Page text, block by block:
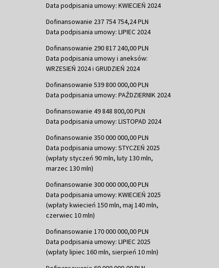
Data podpisania umowy: KWIECIEŃ 2024
Dofinansowanie 237 754 754,24 PLN
Data podpisania umowy: LIPIEC 2024
Dofinansowanie 290 817 240,00 PLN
Data podpisania umowy i aneksów:
WRZESIEŃ 2024 i GRUDZIEŃ 2024
Dofinansowanie 539 800 000,00 PLN
Data podpisania umowy: PAŹDZIERNIK 2024
Dofinansowanie 49 848 800,00 PLN
Data podpisania umowy: LISTOPAD 2024
Dofinansowanie 350 000 000,00 PLN
Data podpisania umowy: STYCZEŃ 2025
(wpłaty styczeń 90 mln, luty 130 mln,
marzec 130 mln)
Dofinansowanie 300 000 000,00 PLN
Data podpisania umowy: KWIECIEŃ 2025
(wpłaty kwiecień 150 mln, maj 140 mln,
czerwiec 10 mln)
Dofinansowanie 170 000 000,00 PLN
Data podpisania umowy: LIPIEC 2025
(wpłaty lipiec 160 mln, sierpień 10 mln)